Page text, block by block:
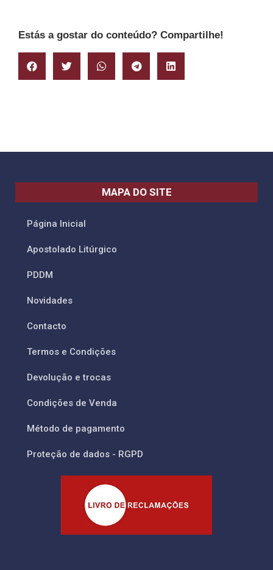
Estás a gostar do conteúdo? Compartilhe!
MAPA DO SITE
Página Inicial
Apostolado Litúrgico
PDDM
Novidades
Contacto
Termos e Condições
Devolução e trocas
Condições de Venda
Método de pagamento
Proteção de dados - RGPD